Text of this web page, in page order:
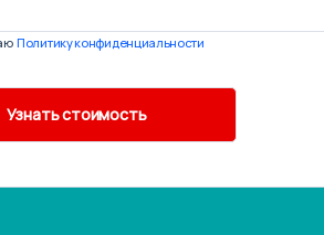
Политику конфиденциальности